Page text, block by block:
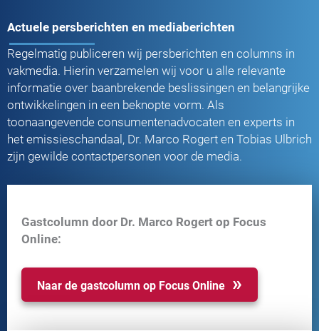
Actuele persberichten en mediaberichten
Regelmatig publiceren wij persberichten en columns in
vakmedia. Hierin verzamelen wij voor u alle relevante
informatie over baanbrekende beslissingen en belangrijke
ontwikkelingen in een beknopte vorm. Als
toonaangevende consumentenadvocaten en experts in
het emissieschandaal, Dr. Marco Rogert en Tobias Ulbrich
zijn gewilde contactpersonen voor de media.
Gastcolumn door Dr. Marco Rogert op Focus
Online:
Naar de gastcolumn op Focus Online